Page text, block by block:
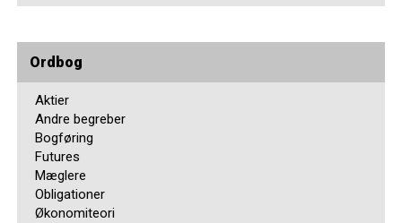
Ordbog
Aktier
Andre begreber
Bogføring
Futures
Mæglere
Obligationer
Økonomiteori